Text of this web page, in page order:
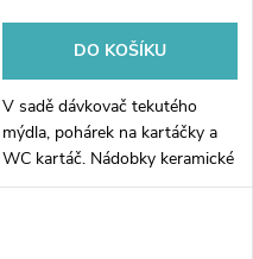
DO KOŠÍKU
V sadě dávkovač tekutého
mýdla, pohárek na kartáčky a
WC kartáč. Nádobky keramické
TAUPE matné. Objem